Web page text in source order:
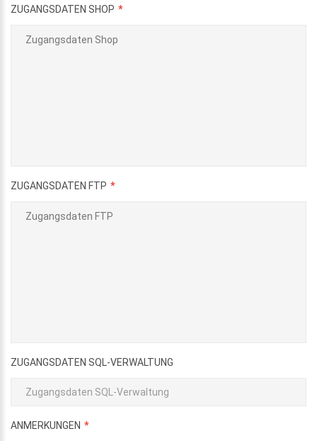
ZUGANGSDATEN SHOP
ZUGANGSDATEN FTP
ZUGANGSDATEN SQL-VERWALTUNG
ANMERKUNGEN